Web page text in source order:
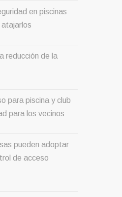
en piscinas
reducción de la
para piscina y club
para los vecinos
pueden adoptar
de acceso